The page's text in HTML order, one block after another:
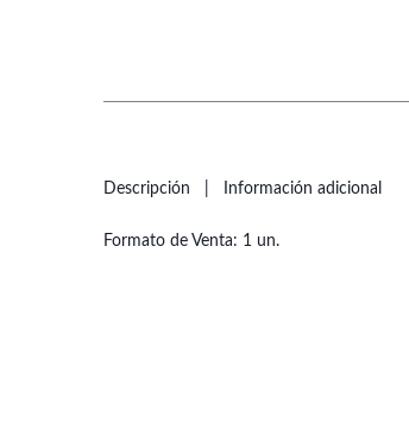
Descripción Información adicional
Formato de Venta: 1 un.